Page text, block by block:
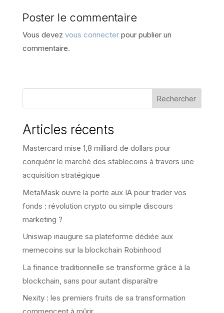
Poster le commentaire
Vous devez vous connecterpour publier un
commentaire.
Rechercher
Articles récents
Mastercard mise 1,8 milliard de dollars pour
conquérir le marché des stablecoins à travers une
acquisition stratégique
MetaMask ouvre la porte aux IA pour trader vos
fonds : révolution crypto ou simple discours
marketing ?
Uniswap inaugure sa plateforme dédiée aux
memecoins sur la blockchain Robinhood
La finance traditionnelle se transforme grâce à la
blockchain, sans pour autant disparaître
Nexity : les premiers fruits de sa transformation